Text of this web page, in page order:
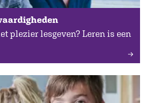
plezier lesgeven? Leren is een